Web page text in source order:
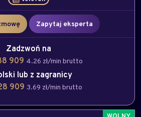
Zapytaj eksperta
Zadzwoń na
909 4.26 zł/min brutto
lub z zagranicy
909 3.69 zł/min brutto